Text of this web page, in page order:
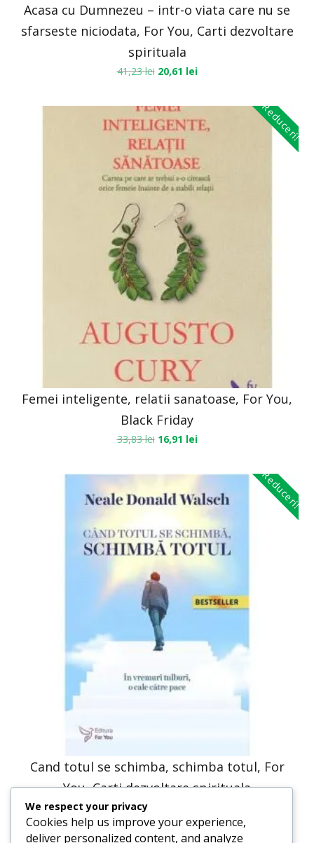
Acasa cu Dumnezeu – intr-o viata care nu se
sfarseste niciodata, For You, Carti dezvoltare
spirituala
41,23lei 20,61 lei
Reduceri!
Femei inteligente, relatii sanatoase, For You,
Black Friday
33,83lei 16,91 lei
Reduceri!
Cand totul se schimba, schimba totul, For
You, Carti dezvoltare spirituala
31,71lei
We respect your privacy
Cookies help us improve your experience,
deliver personalized content, and analyze